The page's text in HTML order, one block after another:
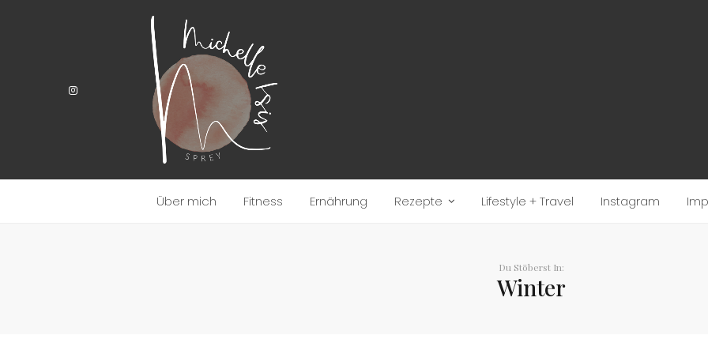
Über mich Fitness Ernährung Rezepte Lifestyle + Travel Instagram
Du Stöberst In:
Winter